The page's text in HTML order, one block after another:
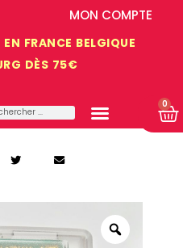
FRANCE BELGIQUE
DÈS 75€
MON COMPTE
0